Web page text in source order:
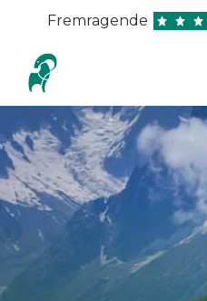
Fremragende